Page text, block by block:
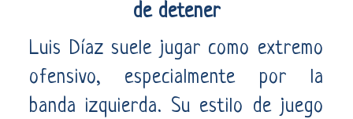
de detener
Luis Díaz suele jugar como extremo
ofensivo, especialmente por la
banda izquierda. Su estilo de juego